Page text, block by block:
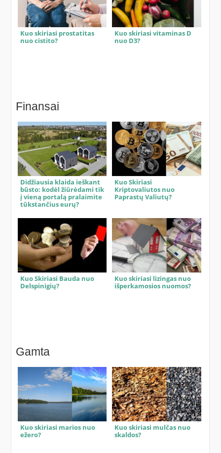
Kuo skiriasi prostatitas
nuo cistito?
Kuo skiriasi vitaminas D
nuo D3?
Finansai
Didžiausia klaida ieškant
būsto: kodėl žiūrėdami tik
į vieną portalą pralaimite
tūkstančius eurų?
Kuo Skiriasi
Kriptovaliutos nuo
Paprastų Valiutų?
Kuo Skiriasi Bauda nuo
Delspinigių?
Kuo skiriasi lizingas nuo
išperkamosios nuomos?
Gamta
Kuo skiriasi marios nuo
ežero?
Kuo skiriasi mulčas nuo
skaldos?